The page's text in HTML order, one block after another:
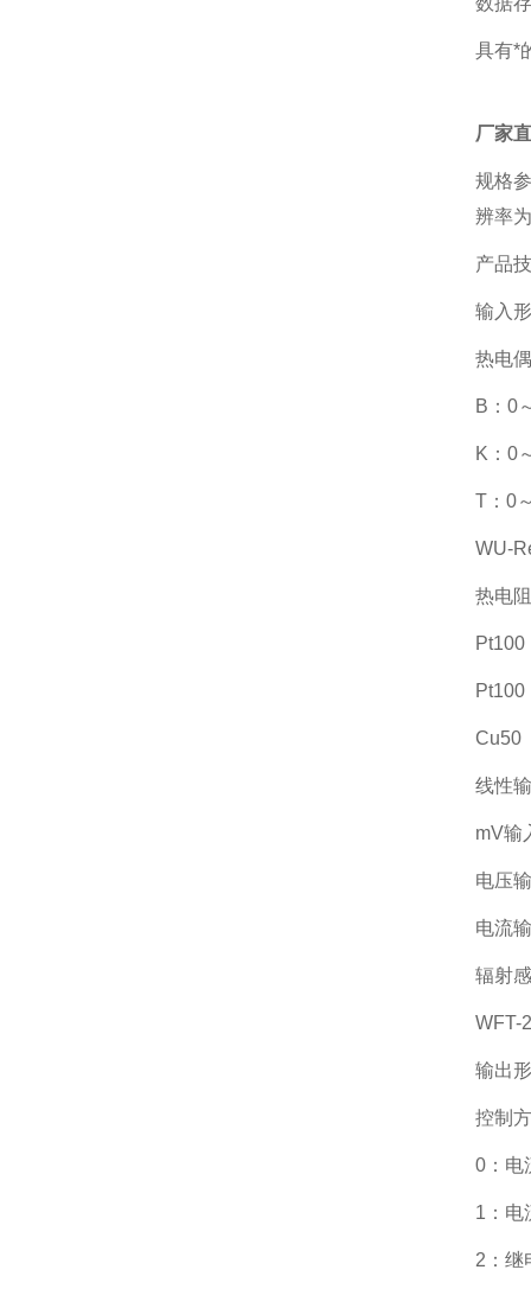
具有*
厂家
规格
辨率
产品
输入
热电偶
B：0
K：0
T：0
WU-
热电阻
Cu50
线性
mV输
电压
电流
辐射
WFT-
输出
控制
0：电
1：电
2：继